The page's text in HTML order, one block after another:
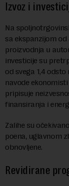
Izvoz i
Na
sa ekspanzijom
proizvodnja u
investicije su
od svega 1,4
navode
pripisuje
finansiranja i
Zalihe su
poena, uglavnom
obnovljene.
Revidirane